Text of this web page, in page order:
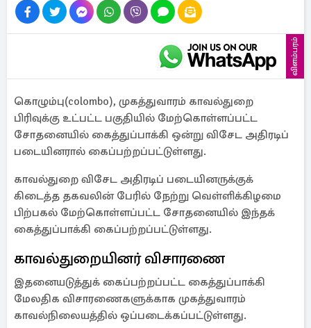
விளம்பரம்
கொழும்பு(colombo), முகத்துவாரம் காவல்துறை
பிரிவுக்கு உட்பட்ட பகுதியில் மேற்கொள்ளப்பட்ட
சோதனையில் கைத்துப்பாக்கி ஒன்று விசேட அதிரடிப்
படையினரால் கைப்பற்றப்பட்டுள்ளது.
காவல்துறை விசேட அதிரடிப் படையினருக்குக்
கிடைத்த தகவலின் பேரில் நேற்று வெள்ளிக்கிழமை
பிற்பகல் மேற்கொள்ளப்பட்ட சோதனையில் இந்தக்
கைத்துப்பாக்கி கைப்பற்றப்பட்டுள்ளது.
காவல்துறையினர் விசாரணை
இதனையடுத்துக் கைப்பற்றப்பட்ட கைத்துப்பாக்கி
மேலதிக விசாரணைகளுக்காக முகத்துவாரம்
காவல்நிலையத்தில் ஒப்படைக்கப்பட்டுள்ளது.